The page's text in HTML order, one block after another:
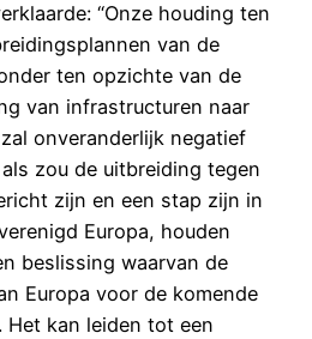
“Onze houding ten
van de
ten opzichte van de
van infrastructuren naar
onveranderlijk negatief
zou de uitbreiding tegen
zijn en een stap zijn in
Europa, houden
beslissing waarvan de
Europa voor de komende
Het kan leiden tot een